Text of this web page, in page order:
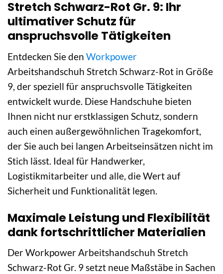
Stretch Schwarz-Rot Gr. 9: Ihr
ultimativer Schutz für
anspruchsvolle Tätigkeiten
Entdecken Sie den Workpower
Arbeitshandschuh Stretch Schwarz-Rot in Größe
9, der speziell für anspruchsvolle Tätigkeiten
entwickelt wurde. Diese Handschuhe bieten
Ihnen nicht nur erstklassigen Schutz, sondern
auch einen außergewöhnlichen Tragekomfort,
der Sie auch bei langen Arbeitseinsätzen nicht im
Stich lässt. Ideal für Handwerker,
Logistikmitarbeiter und alle, die Wert auf
Sicherheit und Funktionalität legen.
Maximale Leistung und Flexibilität
dank fortschrittlicher Materialien
Der Workpower Arbeitshandschuh Stretch
Schwarz-Rot Gr. 9 setzt neue Maßstäbe in Sachen